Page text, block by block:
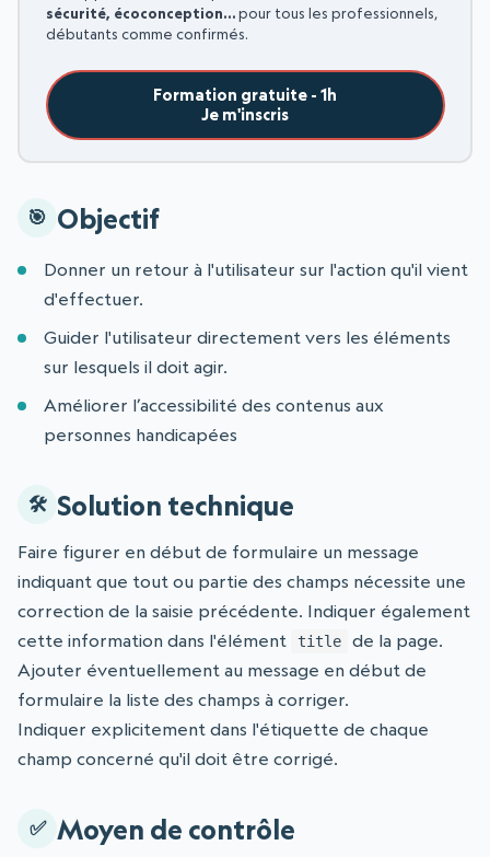
sécurité, écoconception…pour tous les professionnels,
débutants comme confirmés.
Formation gratuite - 1h
Je m'inscris
Objectif
Donner un retour à l'utilisateur sur l'action qu'il vient
d'effectuer.
Guider l'utilisateur directement vers les éléments
sur lesquels il doit agir.
Améliorer l’accessibilité des contenus aux
personnes handicapées
Solution technique
Faire figurer en début de formulaire un message
indiquant que tout ou partie des champs nécessite une
correction de la saisie précédente. Indiquer également
cette information dans l'élément
title
de la page.
Ajouter éventuellement au message en début de
formulaire la liste des champs à corriger.
Indiquer explicitement dans l'étiquette de chaque
champ concerné qu'il doit être corrigé.
Moyen de contrôle